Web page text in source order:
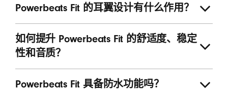
Powerbeats Fit 的耳翼设计有什么作用？
如何提升 Powerbeats Fit 的舒适度、稳定
性和音质？
Powerbeats Fit 具备防水功能吗？